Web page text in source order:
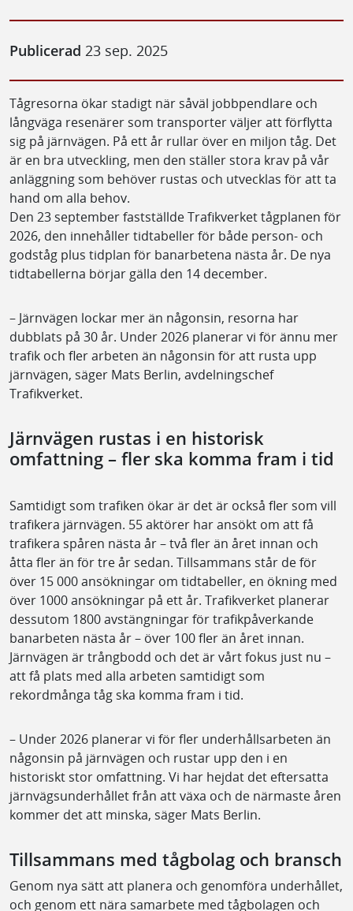
Publicerad 23 sep. 2025
Tågresorna ökar stadigt när såväl jobbpendlare och
långväga resenärer som transporter väljer att förflytta
sig på järnvägen. På ett år rullar över en miljon tåg. Det
är en bra utveckling, men den ställer stora krav på vår
anläggning som behöver rustas och utvecklas för att ta
hand om alla behov.
Den 23 september fastställde Trafikverket tågplanen för
2026, den innehåller tidtabeller för både person- och
godståg plus tidplan för banarbetena nästa år. De nya
tidtabellerna börjar gälla den 14 december.
– Järnvägen lockar mer än någonsin, resorna har
dubblats på 30 år. Under 2026 planerar vi för ännu mer
trafik och fler arbeten än någonsin för att rusta upp
järnvägen, säger Mats Berlin, avdelningschef
Trafikverket.
Järnvägen rustas i en historisk
omfattning – fler ska komma fram i tid
Samtidigt som trafiken ökar är det är också fler som vill
trafikera järnvägen. 55 aktörer har ansökt om att få
trafikera spåren nästa år – två fler än året innan och
åtta fler än för tre år sedan. Tillsammans står de för
över 15 000 ansökningar om tidtabeller, en ökning med
över 1000 ansökningar på ett år. Trafikverket planerar
dessutom 1800 avstängningar för trafikpåverkande
banarbeten nästa år – över 100 fler än året innan.
Järnvägen är trångbodd och det är vårt fokus just nu –
att få plats med alla arbeten samtidigt som
rekordmånga tåg ska komma fram i tid.
– Under 2026 planerar vi för fler underhållsarbeten än
någonsin på järnvägen och rustar upp den i en
historiskt stor omfattning. Vi har hejdat det eftersatta
järnvägsunderhållet från att växa och de närmaste åren
kommer det att minska, säger Mats Berlin.
Tillsammans med tågbolag och bransch
Genom nya sätt att planera och genomföra underhållet,
och genom ett nära samarbete med tågbolagen och